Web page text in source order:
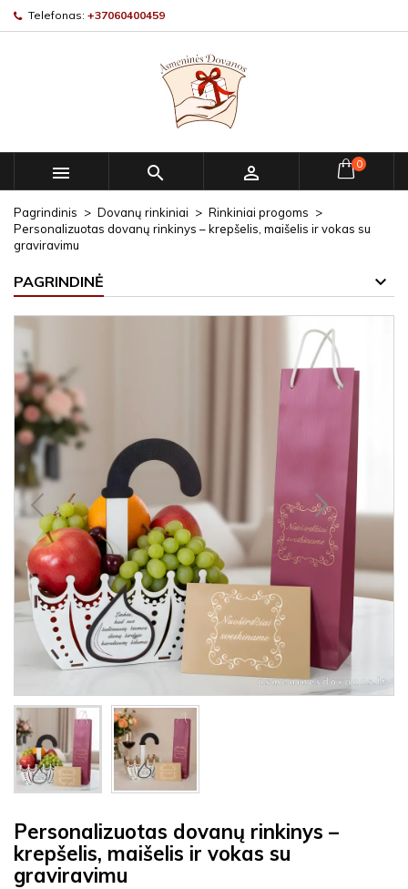
Telefonas: +37060400459
   0
Pagrindinis Dovanų rinkiniai
Rinkiniai progoms
Personalizuotas dovanų rinkinys – krepšelis, maišelis ir vokas su
graviravimu
PAGRINDINĖ
Personalizuotas dovanų rinkinys –
krepšelis, maišelis ir vokas su
graviravimu